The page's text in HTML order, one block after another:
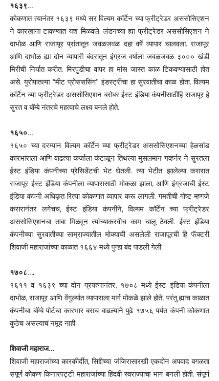
१६३९…
कोकणात त्यानंतर १६३९ मध्ये सर विल्यम कॉर्टेन च्या फ्रीट्रेडर अससोसिएशन
ने कारखाना टाकण्यात यश मिळवले. लंडनच्या ह्या फ्रीट्रेडर अससोसिएशन ने
दाभोळ आणि राजापूर प्रांतातून जवळजवळ दहा वर्षे व्यापार चालवला. राजापूर
आणि दाभोळ ह्या दोन व्यापारी बंदरातून इंग्रज वर्षाला जवळजवळ ३००० खंडी
मिरीची निर्यात करीत. मिरपुडीचा वापर हा मांस जास्त काळ टिकवण्यासाठी होत
असे. युरोपातल्या “मीट प्रोसससिंग” इंडस्ट्रीचा हा सुरवातीचा काळ होता. विल्यम
कॉर्टेन च्या फ्रीट्रेडर अससोसिएशन बरोबर ईस्ट इंडिया कंपनीसाठीहि राजापूर हे
सुरत व बॉम्बे नंतरचे महत्वाचे लक्ष्य बनले होते.
१६५०…
१६५० च्या दरम्यान विल्यम कॉर्टेन च्या फ्रीट्रेडर अससोसिएशनच्या हेळसांड
कारभाराला आणि वाढत्या कर्जाला कंटाळून तिथल्या मुसलमान गव्हर्नर ने सुरतला
ईस्ट इंडिया कंपनीच्या प्रेसिडेंटची भेट घेतली. त्या भेटीत झालेल्या करारात
राजापूर ईस्ट इंडिया कंपनीला व्यापारासाठी मोकळा झाला, आणि इंग्रजाची ईस्ट
इंडिया कंपनी अधिकृत रित्या कोकणात व्यापार करू लागली. गमतीची गोष्ट म्हणजे
करारानंतर लगेचच, ईस्ट इंडिया कंपनीने, विल्यम कॉर्टेन च्या फ्रीट्रेडर
अससोसिएशनचा ताबा मिळवून त्यांच्याकरवीच काम चालू ठेवली. ईस्ट इंडिया
कंपनीच्या सुरवातीच्या साम्राज्यातील मोक्याची असलेली राजापूरची हि फॅक्टरी
शिवाजी महाराजांच्या काळात १६६४ मध्ये पुन्हा बंद पाडली गेली.
१७०८….
१६११ व १६३९ च्या दोन प्रयत्नानंतर, १७०८ मध्ये ईस्ट इंडिया कंपनीला
दाभोळ, राजापूर आणि वेंगुर्ल्यात व्यापाराला मार्ग मोकळे झाले होते, परंतु ह्याच काळात
कंपनीचा बॉम्बे पोर्टचा कारभार बराच वाढल्याने पुढे १७५६ पर्यंत कंपनी कोकणात
कुठेच असल्याचं नमूद नाही.
शिवाजी महाराज…
शिवाजी महाराजांच्या कारकीर्दीत, सिद्दीच्या जंजिरासारखी एकदोन अपवाद वगळता
संपूर्ण कोकण किनारपट्टी महाराजांच्या हिंदवी स्वराज्याचा भाग बनली होती. संपूर्ण